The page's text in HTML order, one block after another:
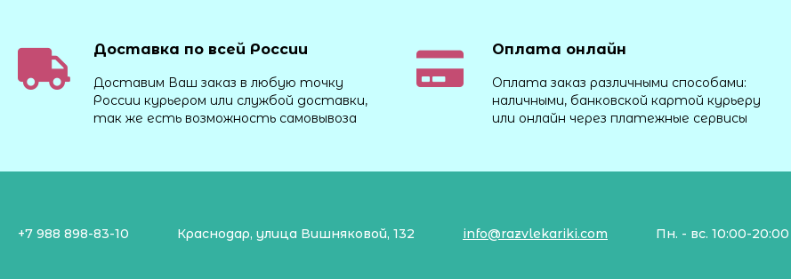
Доставка по всей России
Доставим Ваш заказ в любую точку
России курьером или службой доставки,
так же есть возможность самовывоза
Оплата онлайн
Оплата заказ различными способами:
наличными, банковской картой курьеру
или онлайн через платежные сервисы
+7 988 898-83-10 Краснодар, улица Вишняковой, 132 info@razvlekariki.com Пн. - вс. 10:00-20:00